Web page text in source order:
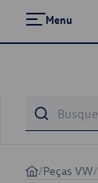
Menu
/Peças VW/